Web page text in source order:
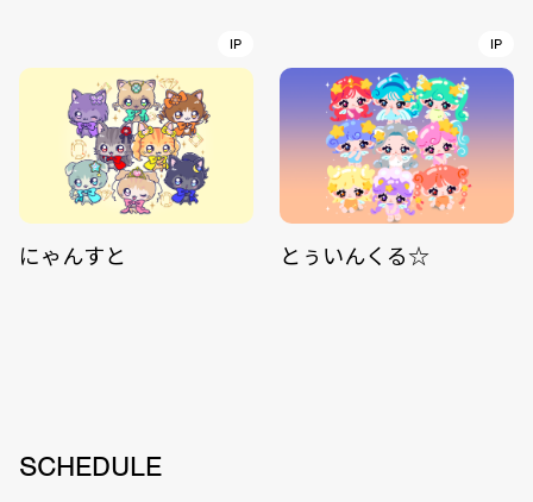
IP
にゃんすと
IP
とぅいんくる☆
SCHEDULE